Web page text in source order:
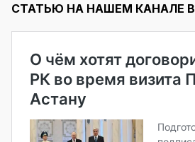
СТАТЬЮ НА НАШЕМ КАНАЛЕ В